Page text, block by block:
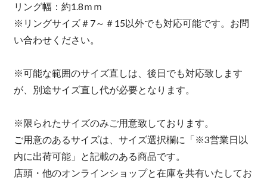
リング幅：約1.8ｍｍ
※リングサイズ＃7～＃15以外でも対応可能です。お問
い合わせください。
※可能な範囲のサイズ直しは、後日でも対応致します
が、別途サイズ直し代が必要となります。
※限られたサイズのみご用意致しております。
ご用意のあるサイズは、サイズ選択欄に「※3営業日以
内に出荷可能」と記載のある商品です。
店頭・他のオンラインショップと在庫を共有いたしてお